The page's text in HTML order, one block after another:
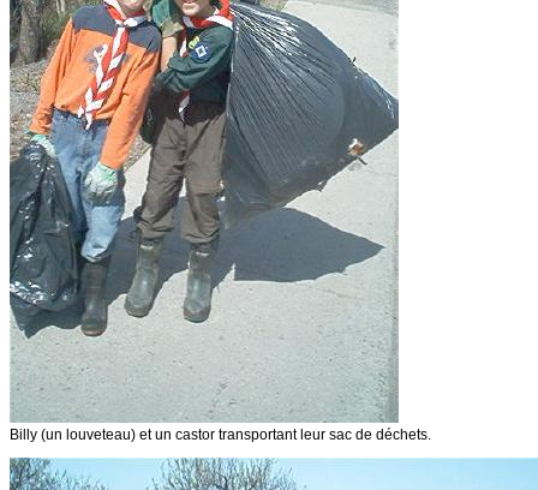
Billy (un louveteau) et un castor transportant leur sac de déchets.